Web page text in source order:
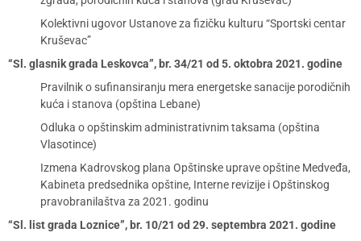
Kolektivni ugovor Ustanove za fizičku kulturu “Sportski centar
Kruševac”
“Sl. glasnik grada Leskovca”, br. 34/21 od 5. oktobra 2021. godine
Pravilnik o sufinansiranju mera energetske sanacije porodičnih
kuća i stanova (opština Lebane)
Odluka o opštinskim administrativnim taksama (opština
Vlasotince)
Izmena Kadrovskog plana Opštinske uprave opštine Medveđa,
Kabineta predsednika opštine, Interne revizije i Opštinskog
pravobranilaštva za 2021. godinu
“Sl. list grada Loznice”, br. 10/21 od 29. septembra 2021. godine